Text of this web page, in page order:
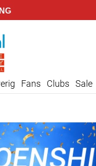
Fans Clubs Sale